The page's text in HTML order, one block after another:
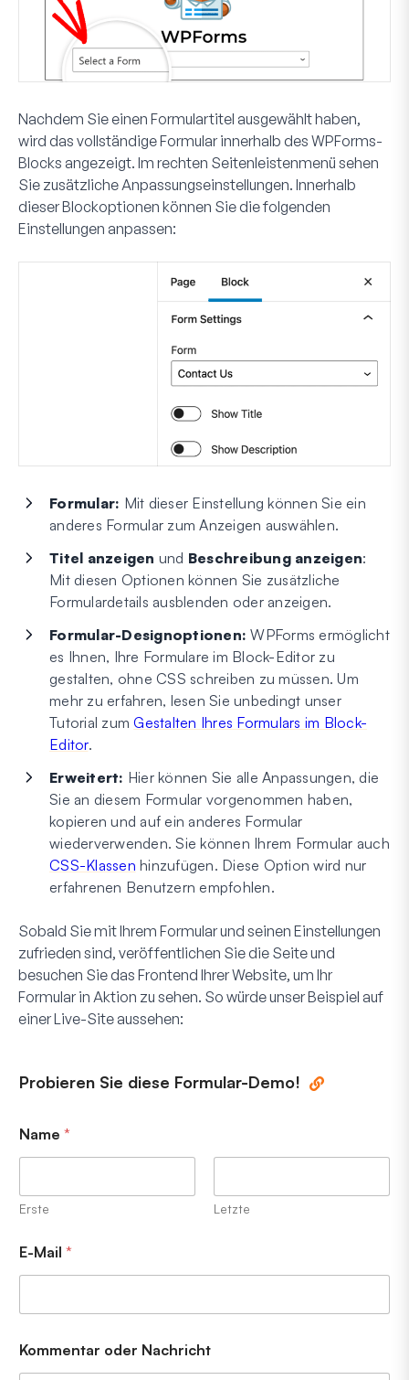
Nachdem Sie einen Formulartitel ausgewählt haben,
wird das vollständige Formular innerhalb des WPForms-
Blocks angezeigt. Im rechten Seitenleistenmenü sehen
Sie zusätzliche Anpassungseinstellungen. Innerhalb
dieser Blockoptionen können Sie die folgenden
Einstellungen anpassen:
Formular: Mit dieser Einstellung können Sie ein
anderes Formular zum Anzeigen auswählen.
Titel anzeigen und Beschreibung anzeigen:
Mit diesen Optionen können Sie zusätzliche
Formulardetails ausblenden oder anzeigen.
Formular-Designoptionen: WPForms ermöglicht
es Ihnen, Ihre Formulare im Block-Editor zu
gestalten, ohne CSS schreiben zu müssen. Um
mehr zu erfahren, lesen Sie unbedingt unser
Tutorial zumGestalten Ihres Formulars im Block-
Editor.
Erweitert: Hier können Sie alle Anpassungen, die
Sie an diesem Formular vorgenommen haben,
kopieren und auf ein anderes Formular
wiederverwenden. Sie können Ihrem Formular auch
CSS-Klassen hinzufügen. Diese Option wird nur
erfahrenen Benutzern empfohlen.
Sobald Sie mit Ihrem Formular und seinen Einstellungen
zufrieden sind, veröffentlichen Sie die Seite und
besuchen Sie das Frontend Ihrer Website, um Ihr
Formular in Aktion zu sehen. So würde unser Beispiel auf
einer Live-Site aussehen:
Probieren Sie diese Formular-Demo!
Name *
Erste Letzte
E-Mail *
Kommentar oder Nachricht